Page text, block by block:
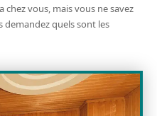
chez vous, mais vous ne savez
demandez quels sont les